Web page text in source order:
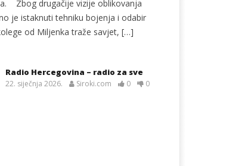
Zbog drugačije vizije oblikovanja
je istaknuti tehniku bojenja i odabir
od Miljenka traže savjet, […]
Radio Hercegovina – radio za sve
22. siječnja 2026. Siroki.com 0 0